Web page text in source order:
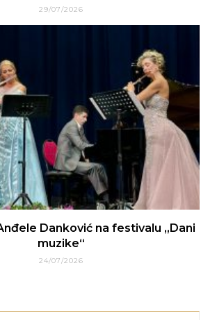
29/07/2026
Danković na festivalu „Dani
muzike“
24/07/2026